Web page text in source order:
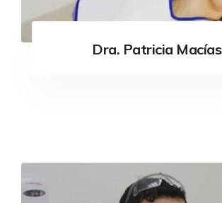
Dra. Patricia Macías